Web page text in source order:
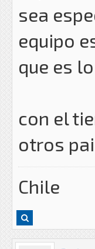
sea
equipo
que es
con el
otros
Chile